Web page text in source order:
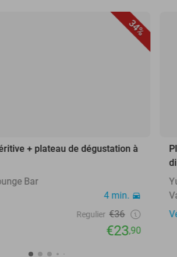
34%
+ plateau de dégustation à
Bar
4 min.
Regulier €36
€23,90